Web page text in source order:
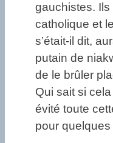
gauchistes.
catholique et
s’était-il dit,
putain de
de le brûler
Qui sait si
évité toute
pour quelques